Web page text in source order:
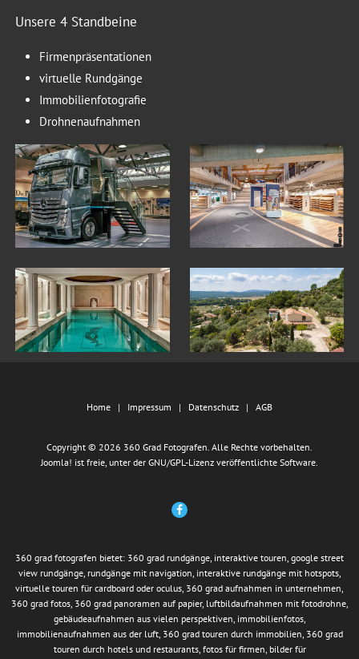
Unsere 4 Standbeine
Firmenpräsentationen
virtuelle Rundgänge
Immobilienfotografie
Drohnenaufnahmen
Home Impressum Datenschutz AGB
Copyright © 2026 360 Grad Fotografen. Alle Rechte vorbehalten.
Joomla! ist freie, unter der GNU/GPL-Lizenz veröffentlichte Software.
360 grad fotografen bietet: 360 grad rundgänge, interaktive touren, google street
view rundgänge, rundgänge mit navigation, interaktive rundgänge mit hotspots,
virtuelle touren für cardboard oder oculus, 360 grad aufnahmen in unternehmen,
360 grad fotos, 360 grad panoramen auf papier, luftbildaufnahmen mit fotodrohne,
gebäudeaufnahmen aus vielen perspektiven, immobilienfotos,
immobilienaufnahmen aus der luft, 360 grad touren durch immobilien, 360 grad
touren durch hotels und restaurants, fotos für firmen, bilder für